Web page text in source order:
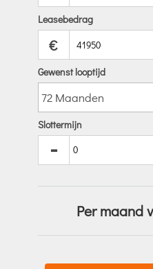
Leasebedrag
€
Gewenst looptijd
Slottermijn
-
Per maand